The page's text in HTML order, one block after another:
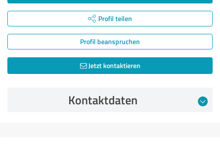
Profil teilen
Profil beanspruchen
Jetzt kontaktieren
Kontaktdaten